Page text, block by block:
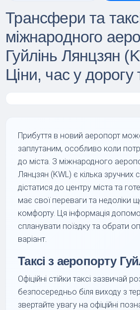
Трансфери та
міжнародного
Гуйлінь Лянцзян
Ціни, час у
Прибуття в новий аеропорт
заплутаним, особливо коли
до міста. З міжнародного
Лянцзян (KWL) є кілька зручних
дістатися до центру міста та
має свої переваги та недоліки
комфорту. Ця інформація
спланувати поїздку та обрати
варіант.
Таксі з аеропорту
Офіційні стійки таксі зазвичай
безпосередньо біля виходу з
звертайте увагу на офіційні